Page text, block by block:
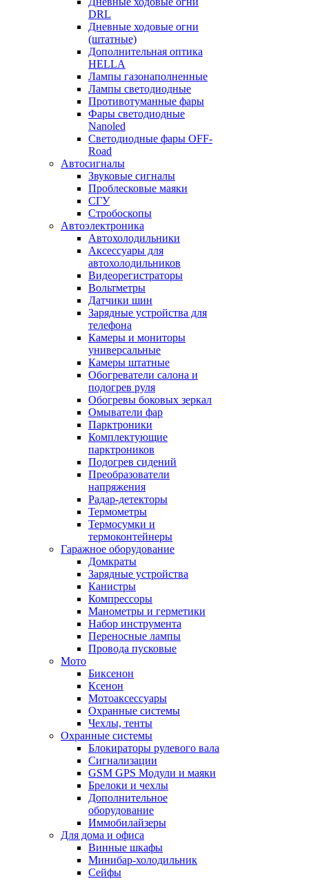
DRL
Дневные ходовые огни
(штатные)
Дополнительная оптика
HELLA
Лампы газонаполненные
Лампы светодиодные
Противотуманные фары
Фары светодиодные
Nanoled
Светодиодные фары OFF-
Road
Автосигналы
Звуковые сигналы
Проблесковые маяки
СГУ
Стробоскопы
Автоэлектроника
Автохолодильники
Аксессуары для
автохолодильников
Видеорегистраторы
Вольтметры
Датчики шин
Зарядные устройства для
телефона
Камеры и мониторы
универсальные
Камеры штатные
Обогреватели салона и
подогрев руля
Обогревы боковых зеркал
Омыватели фар
Парктроники
Комплектующие
парктроников
Подогрев сидений
Преобразователи
напряжения
Радар-детекторы
Термометры
Термосумки и
термоконтейнеры
Гаражное оборудование
Домкраты
Зарядные устройства
Канистры
Компрессоры
Манометры и герметики
Набор инструмента
Переносные лампы
Провода пусковые
Мото
Биксенон
Ксенон
Мотоаксессуары
Охранные системы
Чехлы, тенты
Охранные системы
Блокираторы рулевого вала
Сигнализации
GSM GPS Модули и маяки
Брелоки и чехлы
Дополнительное
оборудование
Иммобилайзеры
Для дома и офиса
Винные шкафы
Минибар-холодильник
Сейфы